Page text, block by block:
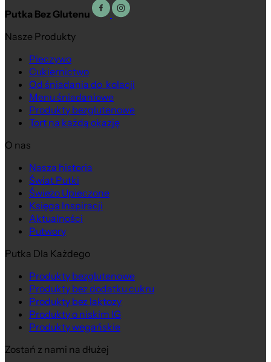
Putka Bez Glutenu
Nasze Produkty
Pieczywo
Cukiernictwo
Od śniadania do kolacji
Menu śniadaniowe
Produkty bezglutenowe
Tort na każdą okazję
O nas
Nasza historia
Świat Putki
Świeżo Upieczone
Księga Inspiracji
Aktualności
Putwory
Putka Dla Każdego
Produkty bezglutenowe
Produkty bez dodatku cukru
Produkty bez laktozy
Produkty o niskim IG
Produkty wegańskie
Zostań z nami na dłużej